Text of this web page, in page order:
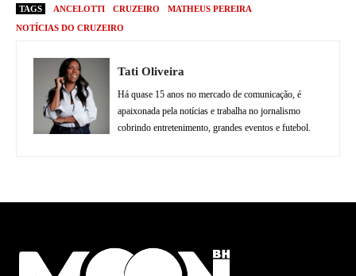
TAGS ANCELOTTI CRUZEIRO
MATHEUS PEREIRA
NOTÍCIAS DO CRUZEIRO
Tati Oliveira
Há quase 15 anos no mercado de comunicação, é
apaixonada pela notícias e trabalha no jornalismo
cobrindo entretenimento, grandes eventos e futebol.